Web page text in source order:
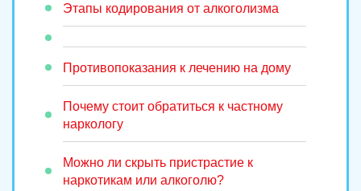
Этапы кодирования от алкоголизма
Противопоказания к лечению на дому
Почему стоит обратиться к частному
наркологу
Можно ли скрыть пристрастие к
наркотикам или алкоголю?